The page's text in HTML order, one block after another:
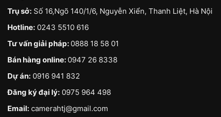
Trụ sở: Số 16,Ngõ 140/1/6, Nguyễn Xiển, Thanh Liệt, Hà Nội
Hotline: 0243 5510 616
Tư vấn giải pháp: 0888 18 58 01
Bán hàng online: 0947 26 8338
Dự án: 0916 941 832
Đăng ký đại lý: 0975 964 498
Email: camerahtj@gmail.com